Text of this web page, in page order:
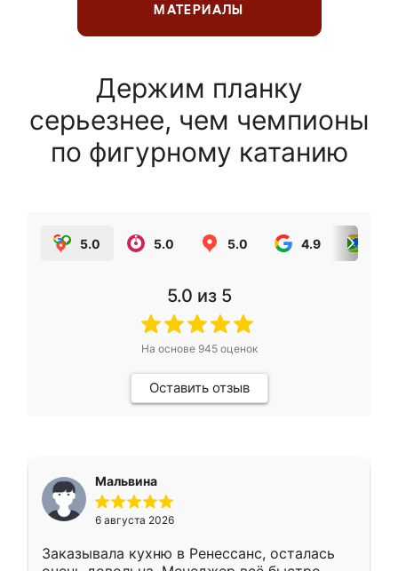
МАТЕРИАЛЫ
Держим планку
серьезнее, чем чемпионы
по фигурному катанию
5.0 5.0 5.0 4.9
5.0 из 5
На основе 945оценок
Оставить отзыв
Мальвина
6 августа 2026
Заказывала кухню в Ренессанс, осталась